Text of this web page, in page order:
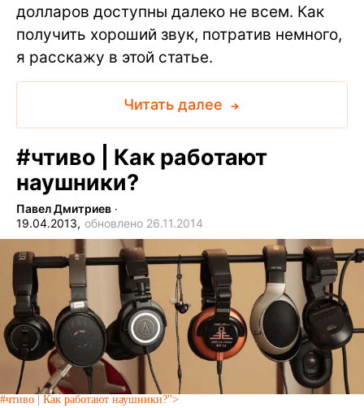
долларов доступны далеко не всем. Как
получить хороший звук, потратив немного,
я расскажу в этой статье.
Читать далее
#чтиво | Как работают
наушники?
Павел Дмитриев ∙
19.04.2013, обновлено 26.11.2014
#чтиво | Как работают наушники?">